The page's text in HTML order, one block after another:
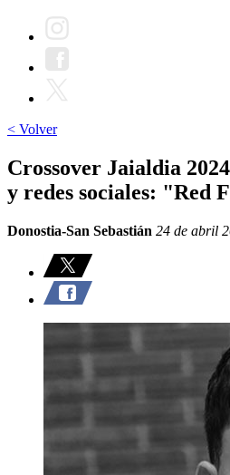
< Volver
Crossover Jaialdia
y redes sociales: "Red
Donostia-San Sebastián 24 de abril